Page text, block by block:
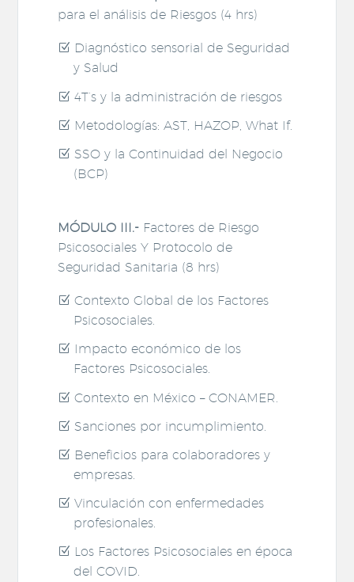
para el análisis de Riesgos (4 hrs)
Diagnóstico sensorial de Seguridad
y Salud
4T’s y la administración de riesgos
Metodologías: AST, HAZOP, What If.
SSO y la Continuidad del Negocio
(BCP)
MÓDULO III.- Factores de Riesgo
Psicosociales Y Protocolo de
Seguridad Sanitaria (8 hrs)
Contexto Global de los Factores
Psicosociales.
Impacto económico de los
Factores Psicosociales.
Contexto en México – CONAMER.
Sanciones por incumplimiento.
Beneficios para colaboradores y
empresas.
Vinculación con enfermedades
profesionales.
Los Factores Psicosociales en época
del COVID.